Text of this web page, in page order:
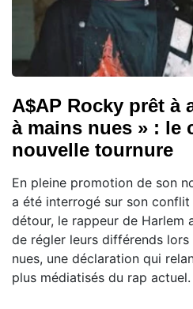
A$AP Rocky prêt à
à mains nues » : le
nouvelle tournure
En pleine promotion de son
a été interrogé sur son conflit
détour, le rappeur de Harlem
de régler leurs différends
nues, une déclaration qui
plus médiatisés du rap actuel.